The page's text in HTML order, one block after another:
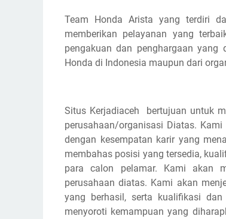
Team Honda Arista yang terdiri
memberikan pelayanan yang
pengakuan dan penghargaan yang
Honda di Indonesia maupun dari
Situs Kerjadiaceh bertujuan untuk
perusahaan/organisasi Diatas.
dengan kesempatan karir yang
membahas posisi yang tersedia,
para calon pelamar. Kami akan
perusahaan diatas. Kami akan
yang berhasil, serta kualifikasi
menyoroti kemampuan yang